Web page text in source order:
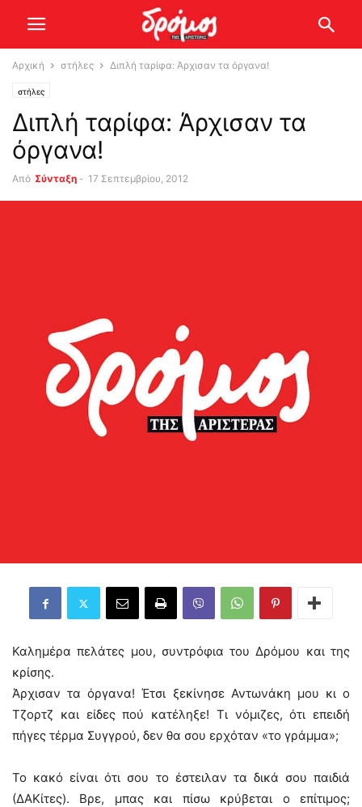
Αρχική στήλες Διπλή ταρίφα: Άρχισαν τα όργανα!
στήλες
Διπλή ταρίφα: Άρχισαν τα
όργανα!
Από Σύνταξη - 17 Σεπτεμβρίου, 2012
Καλημέρα πελάτες μου, συντρόφια του Δρόμου και της
κρίσης.
Άρχισαν τα όργανα! Έτσι ξεκίνησε Αντωνάκη μου κι ο
Τζoρτζ και είδες πού κατέληξε! Τι νόμιζες, ότι επειδή
πήγες τέρμα Συγγρού, δεν θα σου ερχόταν «το γράμμα»;
Το κακό είναι ότι σου το έστειλαν τα δικά σου παιδιά
(ΔΑΚίτες). Βρε, μπας και πίσω κρύβεται ο επίτιμος;